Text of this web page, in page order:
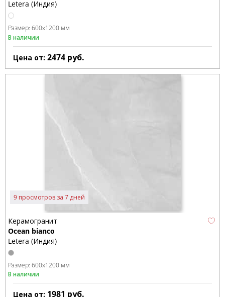
Letera (Индия)
Размер: 600x1200 мм
В наличии
Цена от: 2474 руб.
9 просмотров за 7 дней
Керамогранит
Ocean bianco
Letera (Индия)
Размер: 600x1200 мм
В наличии
Цена от: 1981 руб.